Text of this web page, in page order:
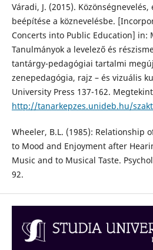
Váradi, J. (2015).
beépítése a köznevelésbe.
Concerts into Public Education] in:
Tanulmányok a levelező és
tantárgy-pedagógiai tartalmi
zenepedagógia, rajz – és vizuális
University Press 137-162.
http://tanarkepzes.unideb.hu/
Wheeler, B.L. (1985): Relationship
to Mood and Enjoyment after
Music and to Musical Taste.
92.